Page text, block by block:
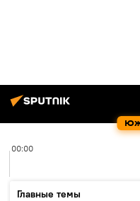
00:00
Главные темы